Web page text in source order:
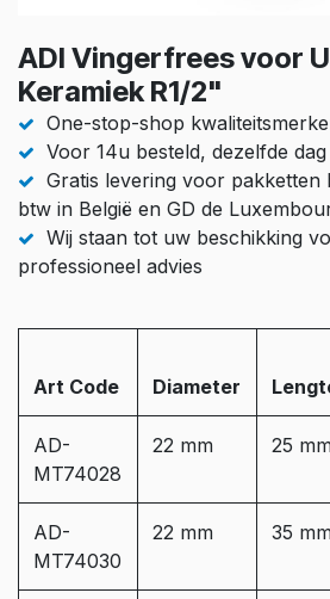
ADI Vingerfrees voor
Keramiek R1/2"
One-stop-shop
Voor 14u besteld, dezelfde
Gratis levering voor pakketten
btw in België en GD de
Wij staan tot uw beschikking
professioneel advies
Art Code Diameter
AD-
MT74028
22 mm 25
AD-
MT74030
22 mm 35